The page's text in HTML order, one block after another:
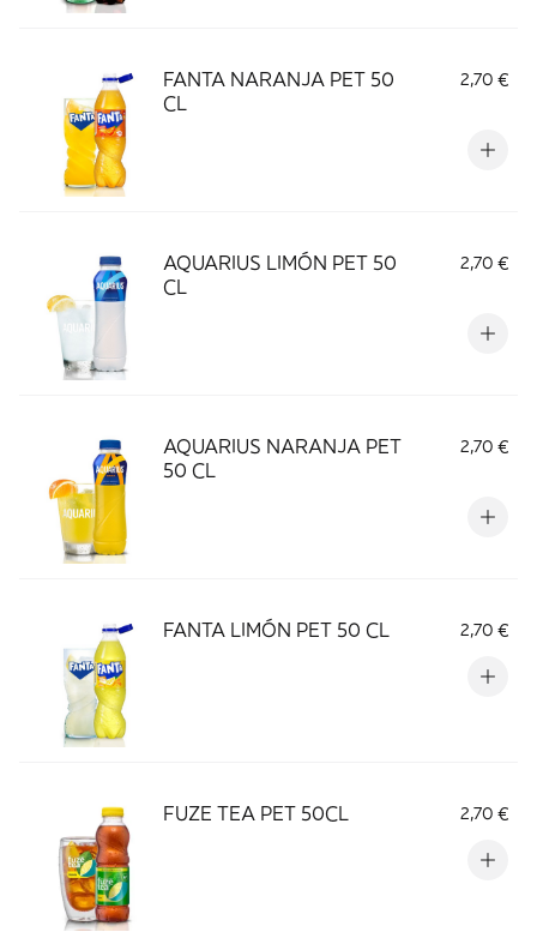
FANTA NARANJA PET 50
CL
2,70 €
AQUARIUS LIMÓN PET 50
CL
2,70 €
AQUARIUS NARANJA PET
50 CL
2,70 €
FANTA LIMÓN PET 50 CL 2,70 €
FUZE TEA PET 50CL 2,70 €